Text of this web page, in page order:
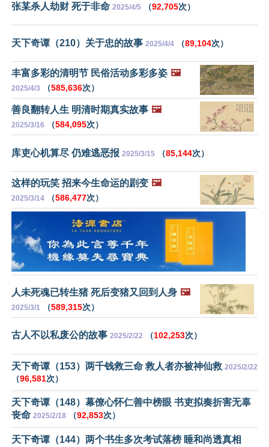
张某杀人劫财 死于非命 2025/4/5 （92,705次）
天下奇谭（210）关于忠的故事 2025/4/4 （89,104次）
丰富多彩的清明节 民俗活动多彩多姿 🖼️
2025/4/3 （585,636次）
善良翻转人生 明清时期真实故事 🖼️
2025/3/16 （584,095次）
库吏心机算尽 仍难逃恶报 2025/3/15 （85,144次）
这样的玩笑 招来今生命运的剧变 🖼️
2025/3/14 （586,477次）
人未死魂已转生猪 死后变猪又回到人身 🖼️
2025/3/1 （589,315次）
古人不以私废公的故事 2025/2/22 （102,253次）
天下奇谭（153）两千钱救三命 救人者亦被神仙救 2025/2/22
（96,581次）
天下奇谭（148）幕僚心怀仁善中榜眼 书吏拟奏折害无辜
丧命 2025/2/18 （92,853次）
天下奇谭（144）两个书生多次考试落榜 睡和尚透真相